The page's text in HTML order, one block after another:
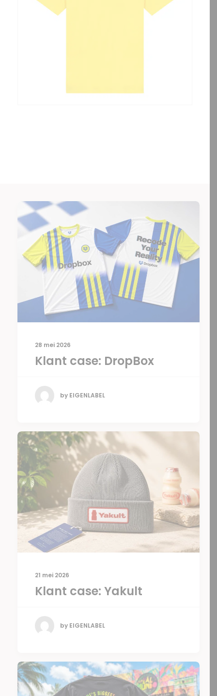
28 mei 2026
Klant case: DropBox
by EIGENLABEL
21 mei 2026
Klant case: Yakult
by EIGENLABEL